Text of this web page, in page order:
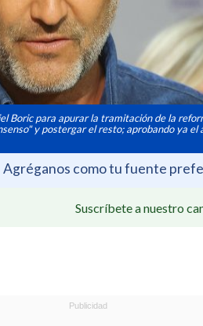
Boric para apurar la tramitación de la
y postergar el resto; aprobando ya
Agréganos como tu fuente
Suscríbete a nuestro